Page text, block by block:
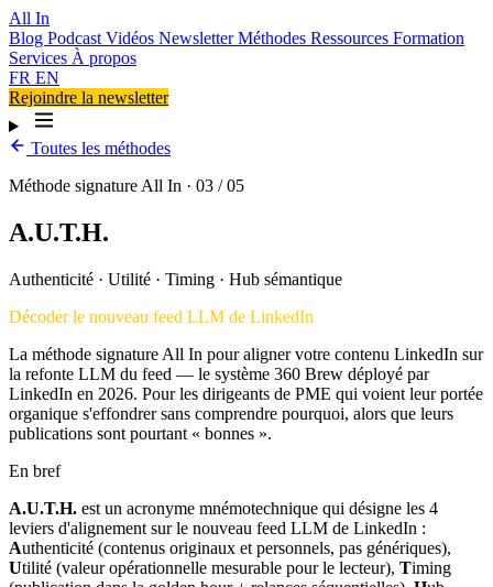
All In
Blog Podcast Vidéos NewsletterMéthodes Ressources Formation
Services À propos
FR EN
Rejoindre la newsletter
Toutes les méthodes
Méthode signature All In · 03 / 05
A.U.T.H.
Authenticité · Utilité · Timing · Hub sémantique
Décoder le nouveau feed LLM de LinkedIn
La méthode signature All In pour aligner votre contenu LinkedIn sur
la refonte LLM du feed — le système 360 Brew déployé par
LinkedIn en 2026. Pour les dirigeants de PME qui voient leur portée
organique s'effondrer sans comprendre pourquoi, alors que leurs
publications sont pourtant « bonnes ».
En bref
A.U.T.H. est un acronyme mnémotechnique qui désigne les 4
leviers d'alignement sur le nouveau feed LLM de LinkedIn :
Authenticité (contenus originaux et personnels, pas génériques),
Utilité (valeur opérationnelle mesurable pour le lecteur), Timing